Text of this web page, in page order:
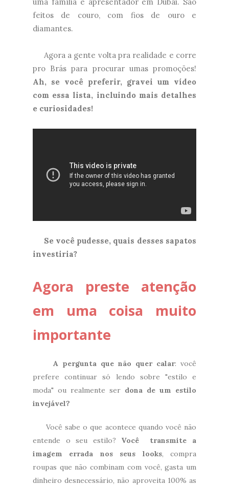
uma família e apresentador em Dubai. São
feitos de couro, com fios de ouro e
diamantes.
Agora a gente volta pra realidade e corre
pro Brás para procurar umas promoções!
Ah, se você preferir, gravei um vídeo
com essa lista, incluindo mais detalhes
e curiosidades!
Se você pudesse, quais desses sapatos
investiria?
Agora preste atenção
em uma coisa muito
importante
A pergunta que não quer calar: você
prefere continuar só lendo sobre "estilo e
moda" ou realmente ser dona de um estilo
invejável?
Você sabe o que acontece quando você não
entende o seu estilo? Você transmite a
imagem errada nos seus looks, compra
roupas que não combinam com você, gasta um
dinheiro desnecessário, não aproveita 100% as